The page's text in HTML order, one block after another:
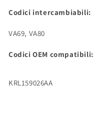
Codici intercambiabili:
VA69, VA80
Codici OEM compatibili:
KRL159026AA